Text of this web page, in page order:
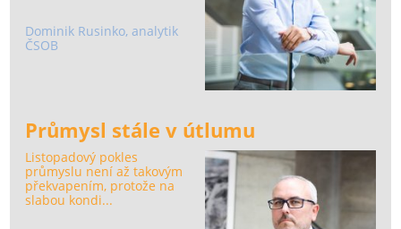
Dominik Rusinko, analytik
ČSOB
Průmysl stále v útlumu
Listopadový pokles
průmyslu není až takovým
překvapením, protože na
slabou kondi...